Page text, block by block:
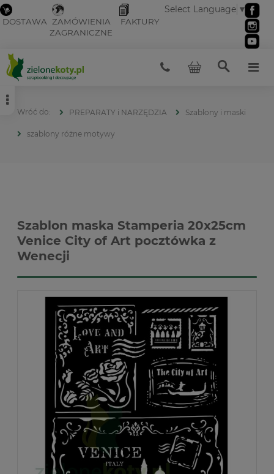
DOSTAWA ZAMÓWIENIA
ZAGRANICZNE
FAKTURY
Select Language ▼
PREPARATY i NARZĘDZIA Szablony i maski
szablony różne motywy
Szablon maska Stamperia 20x25cm
Venice City of Art pocztówka z
Wenecji